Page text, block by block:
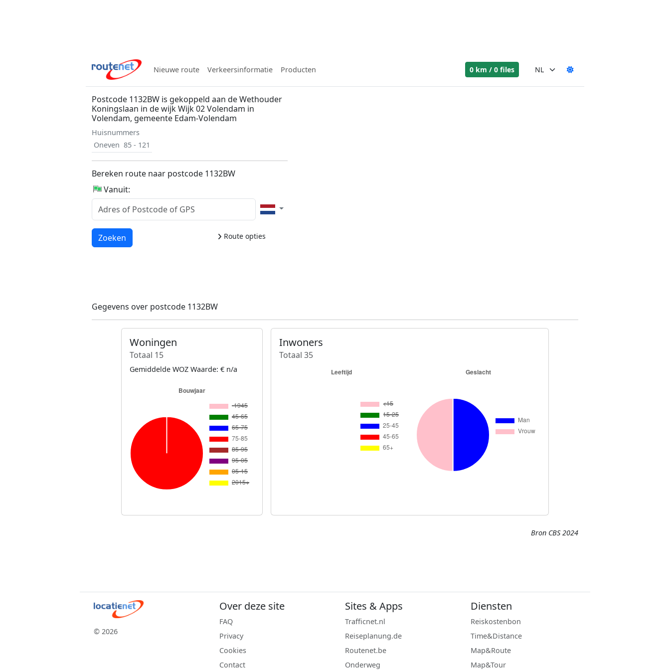
Nieuwe route Verkeersinformatie Producten 0 km / 0 files
Postcode 1132BW is gekoppeld aan de Wethouder
Koningslaan in de wijk Wijk 02 Volendam in
Volendam, gemeente Edam-Volendam
Huisnummers
Oneven 85 - 121
Bereken route naar postcode 1132BW
Vanuit:
Route opties
Laden...
Zoeken
Gegevens over postcode 1132BW
Woningen
Totaal 15
Gemiddelde WOZ Waarde: € n/a
Inwoners
Totaal 35
Bron CBS 2024
© 2026
Over deze site
FAQ
Privacy
Cookies
Contact
Sites & Apps
Trafficnet.nl
Reiseplanung.de
Routenet.be
Onderweg
Diensten
Reiskostenbon
Time&Distance
Map&Route
Map&Tour